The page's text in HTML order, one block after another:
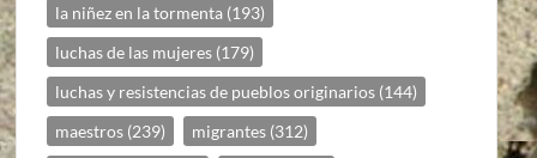
la niñez en la tormenta (193)
luchas de las mujeres (179)
luchas y resistencias de pueblos originarios (144)
maestros (239) migrantes (312)